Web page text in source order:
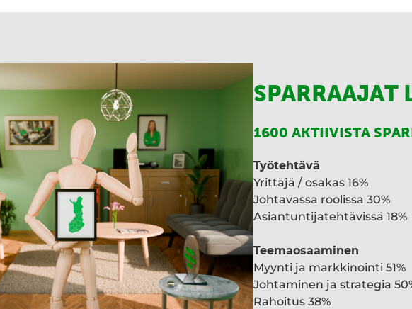
SPARRAAJAT
1600 AKTIIVISTA
Työtehtävä
Yrittäjä / osakas 16%
Johtavassa roolissa 30%
Asiantuntijatehtävissä 18%
Teemaosaaminen
Myynti ja markkinointi 51%
Johtaminen ja strategia
Rahoitus 38%